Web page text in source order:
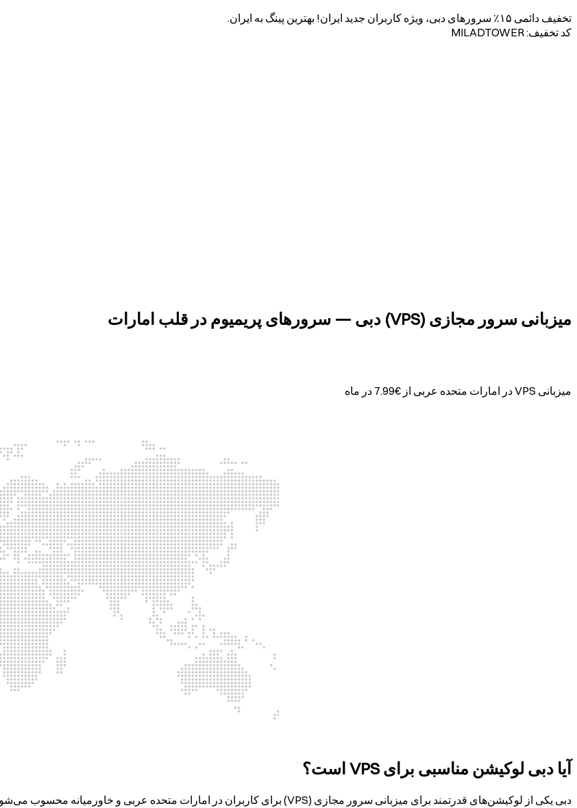
تخفیف دائمی ۱۵٪ سرورهای دبی، ویژه کاربران جدید ایران! بهترین پینگ به ایران.
کد تخفیف: MILADTOWER
میزبانی سرور مجازی (VPS) دبی — سرورهای پریمیوم در قلب امارات
میزبانی VPS در امارات متحده عربی از €
7.99 در ماه
آیا دبی لوکیشن مناسبی برای VPS است؟
دبی یکی از لوکیشن‌های قدرتمند برای میزبانی سرور مجازی (VPS) برای کاربران در امارات متحده عربی و خاورمیانه محسوب می‌شود.